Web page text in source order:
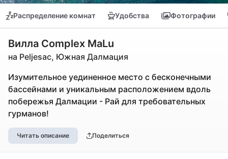
Распределение комнат Удобства Фотографии
Вилла Complex MaLu
на Peljesac, Южная Далмация
Изумительное уединенное место с бесконечными
бассейнами и уникальным расположением вдоль
побережья Далмации - Рай для требовательных
гурманов!
Читать описание Поделиться